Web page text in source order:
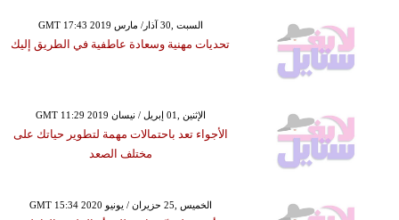
GMT 17:43 2019 السبت ,30 آذار/ مارس
تحديات مهنية وسعادة عاطفية في الطريق إليك
GMT 11:29 2019 الإثنين ,01 إبريل / نيسان
الأجواء تعد باحتمالات مهمة لتطوير حياتك على
مختلف الصعد
GMT 15:34 2020 الخميس ,25 حزيران / يونيو